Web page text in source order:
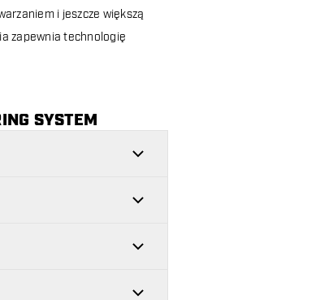
i jeszcze większą
zapewnia technologię
SYSTEM